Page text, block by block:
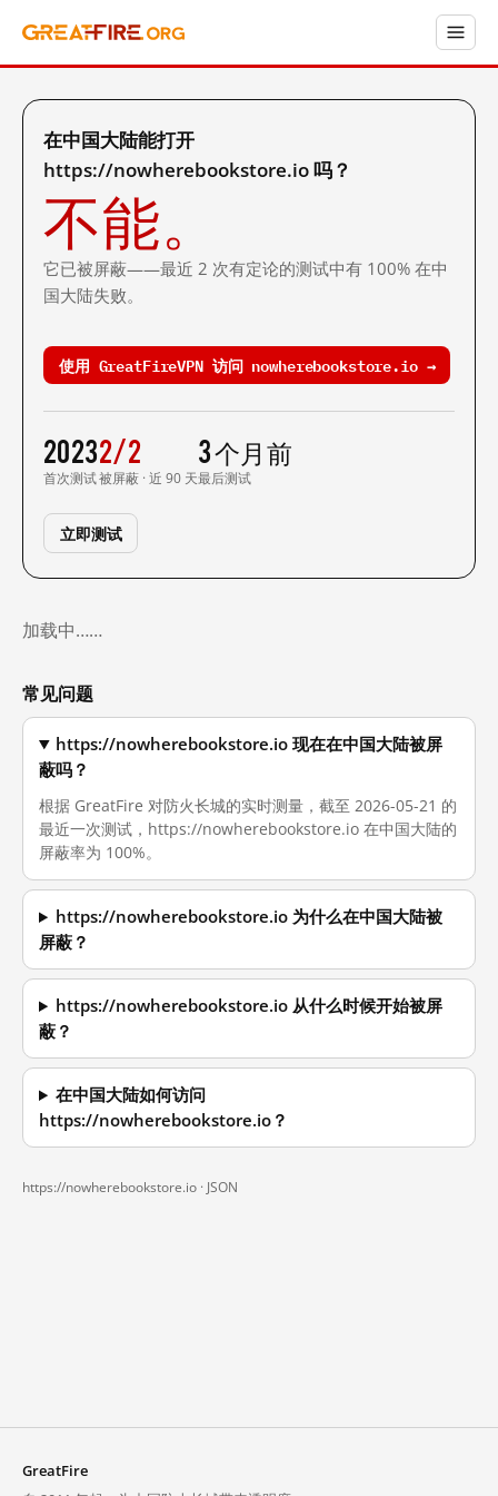
在中国大陆能打开
https://nowherebookstore.io 吗？
不能。
它已被屏蔽——最近 2 次有定论的测试中有 100% 在中
国大陆失败。
使用 GreatFireVPN 访问 nowherebookstore.io →
2023
首次测试
2/2
被屏蔽 · 近 90 天
3 个月前
最后测试
立即测试
加载中……
常见问题
https://nowherebookstore.io 现在在中国大陆被屏
蔽吗？
根据 GreatFire 对防火长城的实时测量，截至 2026-05-21 的
最近一次测试，https://nowherebookstore.io 在中国大陆的
屏蔽率为 100%。
https://nowherebookstore.io 为什么在中国大陆被
屏蔽？
https://nowherebookstore.io 从什么时候开始被屏
蔽？
在中国大陆如何访问
https://nowherebookstore.io？
https://nowherebookstore.io · JSON
GreatFire